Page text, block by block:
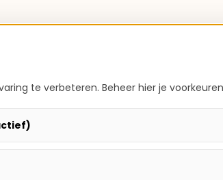
te verbeteren. Beheer hier je